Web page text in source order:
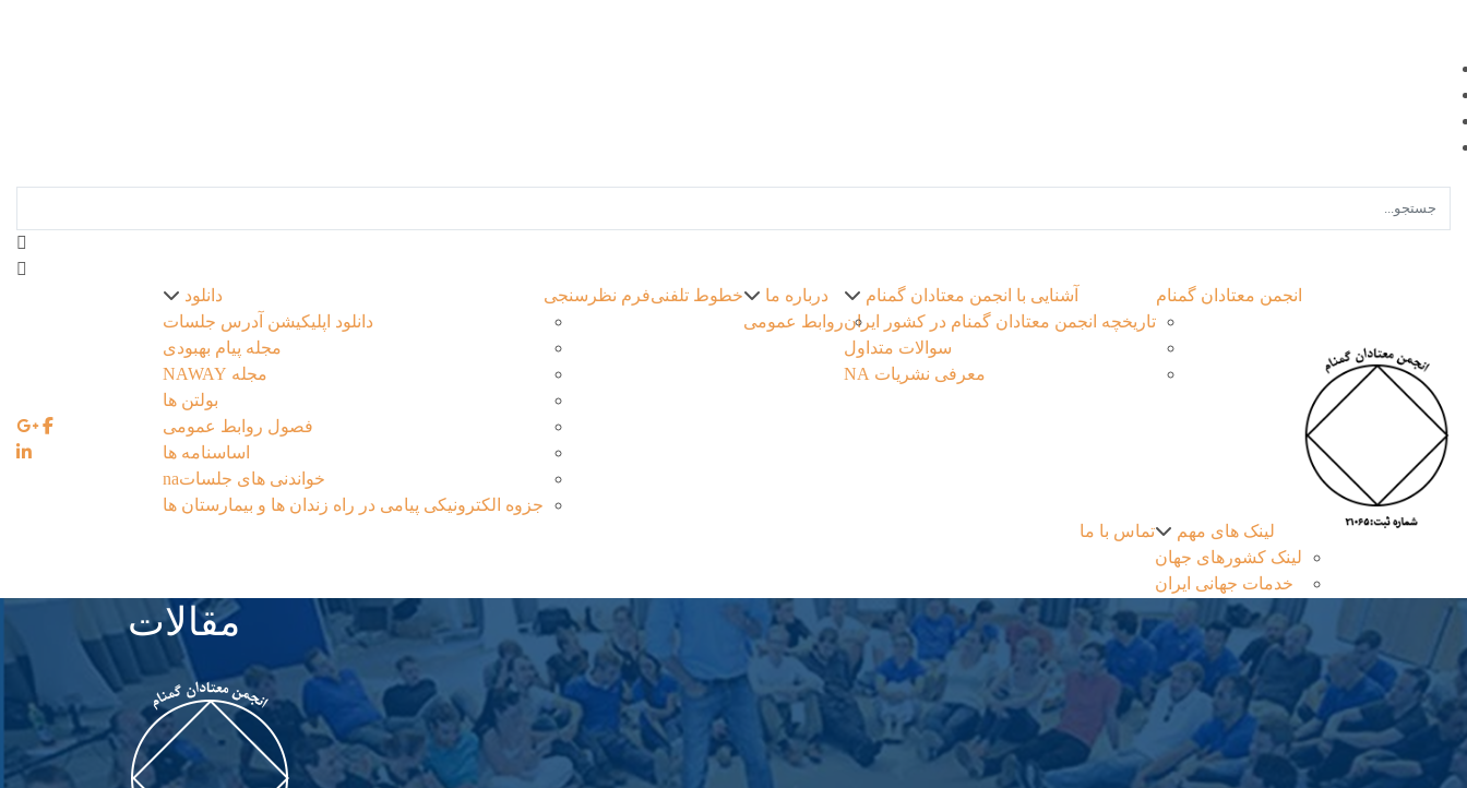
انجمن معتادان گمنام
آشنایی با انجمن معتادان گمنام
تاریخچه انجمن معتادان گمنام در کشور ایران
سوالات متداول
معرفی نشریات NA
درباره ما
روابط عمومی
خطوط تلفنیفرم نظرسنجی
دانلود
دانلود اپلیکیشن آدرس جلسات
مجله پیام بهبودی
مجله NAWAY
بولتن ها
فصول روابط عمومی
اساسنامه ها
خواندنی های جلساتna
جزوه الکترونیکی پیامی در راه زندان ها و بیمارستان ها
لینک های مهم
لینک کشورهای جهان
خدمات جهانی ایران
تماس با ما
مقالات